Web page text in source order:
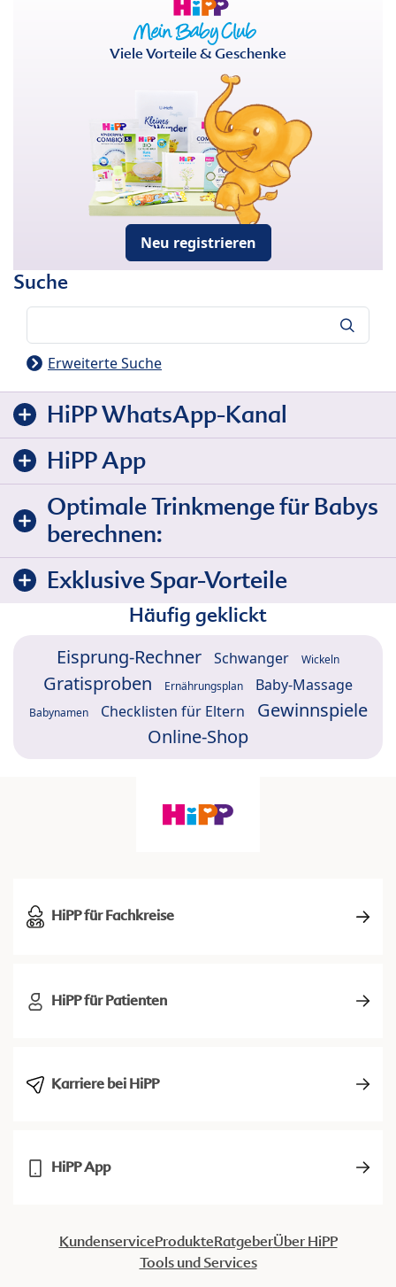
Viele Vorteile & Geschenke
Neu registrieren
Suche
Erweiterte Suche
HiPP WhatsApp-Kanal
HiPP App
Optimale Trinkmenge für Babys
berechnen:
Exklusive Spar-Vorteile
Häufig geklickt
Eisprung-Rechner Schwanger Wickeln
Gratisproben Ernährungsplan Baby-Massage
Babynamen Checklisten für Eltern
Gewinnspiele
Online-Shop
HiPP für Fachkreise
HiPP für Patienten
Karriere bei HiPP
HiPP App
KundenserviceProdukteRatgeberÜber HiPP
Tools und Services